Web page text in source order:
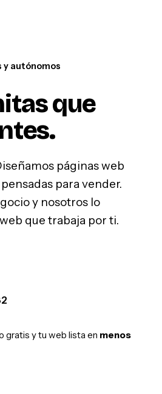
y autónomos
que
.
páginas web
para vender.
y nosotros lo
que trabaja por ti.
gratis y tu web lista en menos